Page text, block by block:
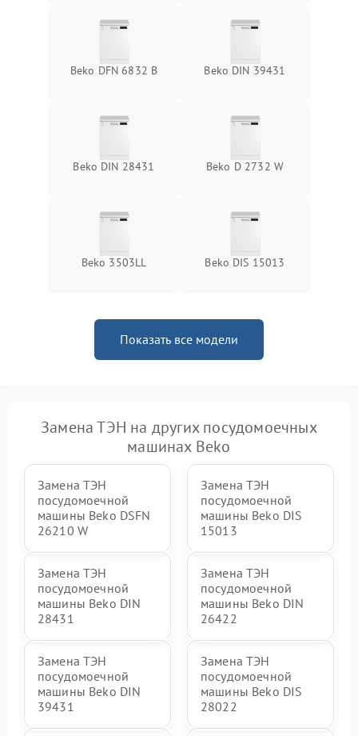
Beko DFN 6832 B Beko DIN 39431
Beko DIN 28431 Beko D 2732 W
Beko 3503LL Beko DIS 15013
Показать все модели
Замена ТЭН на других посудомоечных
машинах Beko
Замена ТЭН
посудомоечной
машины Beko DSFN
26210 W
Замена ТЭН
посудомоечной
машины Beko DIS
15013
Замена ТЭН
посудомоечной
машины Beko DIN
28431
Замена ТЭН
посудомоечной
машины Beko DIN
26422
Замена ТЭН
посудомоечной
машины Beko DIN
39431
Замена ТЭН
посудомоечной
машины Beko DIS
28022